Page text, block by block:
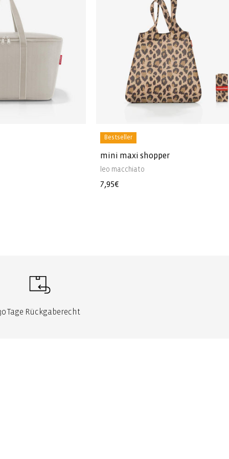
Bestseller
mini maxi shopper
leo macchiato
Normaler
7,95€
Tage Rückgaberecht